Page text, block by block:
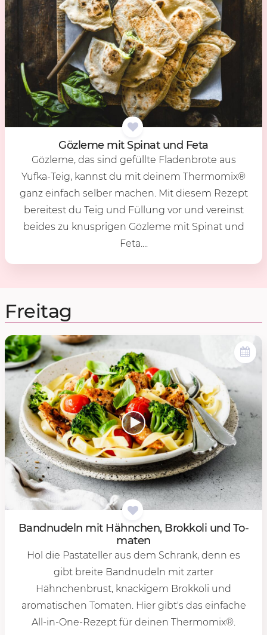
Göz­le­me mit Spi­nat und Feta
Gözleme, das sind gefüllte Fladenbrote aus
Yufka-Teig, kannst du mit deinem Thermomix®
ganz einfach selber machen. Mit diesem Rezept
bereitest du Teig und Füllung vor und vereinst
beides zu knusprigen Gözleme mit Spinat und
Feta....
Freitag
Band­nu­deln mit Hähn­chen, Brok­ko­li und To­
ma­ten
Hol die Pastateller aus dem Schrank, denn es
gibt breite Bandnudeln mit zarter
Hähnchenbrust, knackigem Brokkoli und
aromatischen Tomaten. Hier gibt's das einfache
All-in-One-Rezept für deinen Thermomix®.